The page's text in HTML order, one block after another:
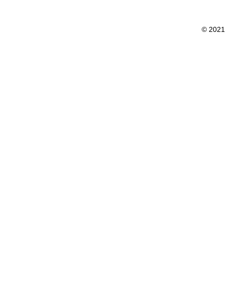
© 2021